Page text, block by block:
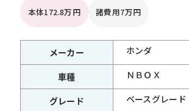
本体172.8万円 諸費用7万円
メーカー ホンダ
車種 ＮＢＯＸ
グレード ベースグレード